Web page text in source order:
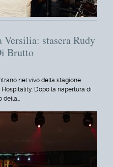
Versilia: stasera Rudy
Brutto
nel vivo della stagione
Dopo la riapertura di
della…